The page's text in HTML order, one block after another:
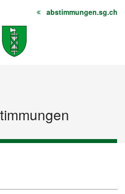
Startseite
Sitemap abstimmungen.sg.ch